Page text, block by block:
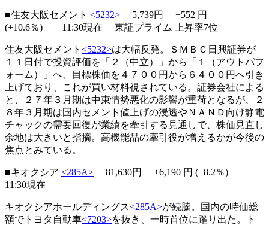
■住友大阪セメント <5232> 5,739円 +552 円
(+10.6％) 11:30現在 東証プライム 上昇率7位
住友大阪セメント <5232>は大幅反発。ＳＭＢＣ日興証券が
１１日付で投資評価を「２（中立）」から「１（アウトパフ
ォーム）」へ、目標株価を４７００円から６４００円へ引き
上げており、これが買い材料視されている。証券会社による
と、２７年３月期は中東情勢悪化の影響が重荷となるが、２
８年３月期は国内セメント値上げの浸透やＮＡＮＤ向け静電
チャックの需要回復が業績を牽引する見通しで、株価見直し
余地は大きいと指摘。高機能品の牽引役が増えるかが今後の
焦点とみている。
■キオクシア <285A> 81,630円 +6,190 円 (+8.2％)
11:30現在
キオクシアホールディングス<285A>が続騰。国内の時価総
額でトヨタ自動車<7203>を抜き、一時首位に躍り出た。ト